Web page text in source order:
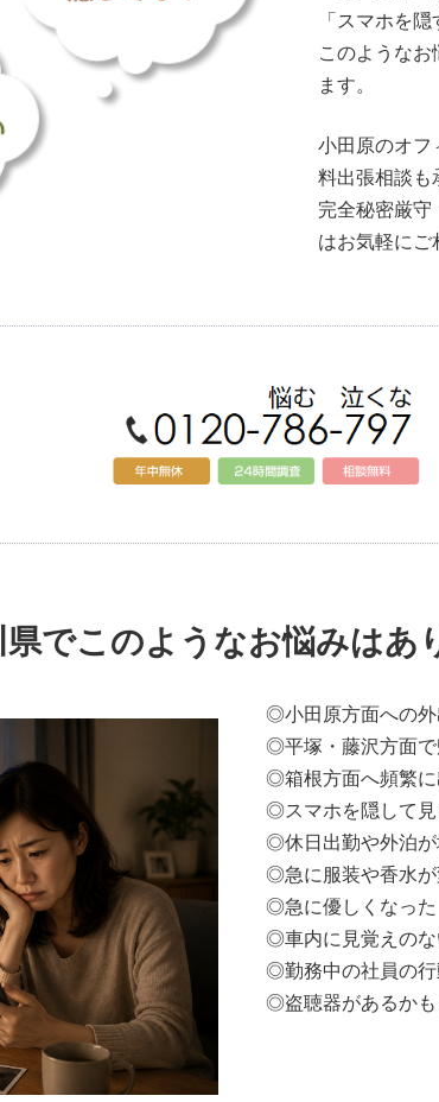
「スマホを隠
このようなお
ます。
小田原のオフ
料出張相談も
完全秘密厳守
はお気軽にご
県でこのようなお悩みはあ
◎小田原方面への外
◎平塚・藤沢方面で
◎箱根方面へ頻繁に
◎スマホを隠して見
◎休日出勤や外泊が
◎急に服装や香水が
◎急に優しくなった
◎車内に見覚えのな
◎勤務中の社員の行
◎盗聴器があるかも